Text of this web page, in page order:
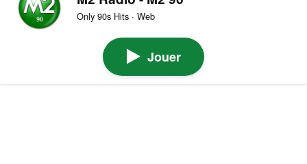
Only 90s Hits · Web
Jouer